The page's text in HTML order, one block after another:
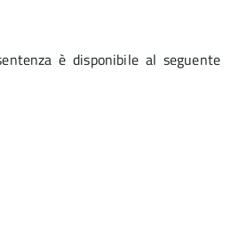
è disponibile al seguente